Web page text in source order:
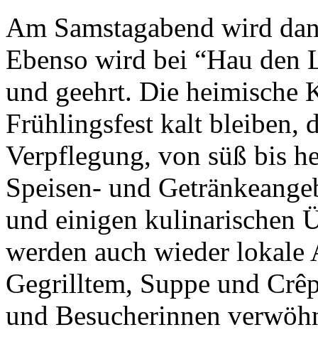
Am Samstagabend wird
Ebenso wird bei “Hau den
und geehrt. Die heimische
Frühlingsfest kalt bleiben,
Verpflegung, von süß bis
Speisen- und
und einigen kulinarischen
werden auch wieder lokale
Gegrilltem, Suppe und
und Besucherinnen